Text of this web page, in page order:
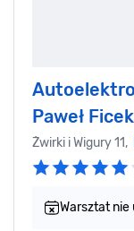
Paweł Ficek‎
Żwirki i Wigury 11,
Warsztat nie